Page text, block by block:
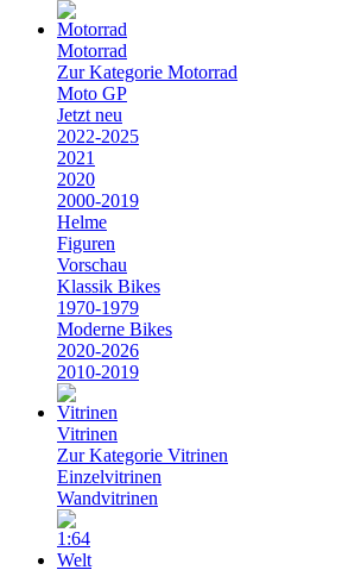
Motorrad
Zur Kategorie Motorrad
Moto GP
Jetzt neu
2022-2025
2021
2020
2000-2019
Helme
Figuren
Vorschau
Klassik Bikes
1970-1979
Moderne Bikes
2020-2026
2010-2019
Vitrinen
Zur Kategorie Vitrinen
Einzelvitrinen
Wandvitrinen